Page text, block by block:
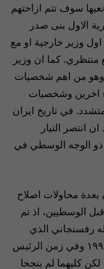
سوف تتم ازاحتهم
الاول بنى صدر
وزير خارجية او مع
منتظري. كما ان وزير
وهو من اهم شخصيات
اخرين وشخصيات
في تاريخ ايران
انتصر التيار
ذو الوجه الوسطي في
محاولات اصلاح
الوسطيين، اذ تم
رفسنجاني الذي
ترأس البلاد من ١٩٨٩ الى ١٩٩٧ وفي زمن الرئيس
من ١٩٩٧ الى ٢٠٠٥، لكن كليهما لم ينجحا